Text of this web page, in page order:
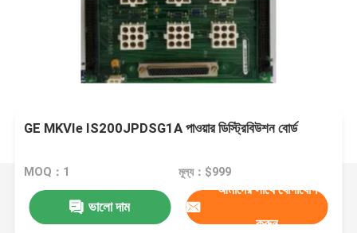
GE MKVIe IS200JPDSG1A পাওয়ার ডিস্ট্রিবিউশন বোর্ড
MOQ：1 মূল্য：$999
ভালো দাম
আমাদের সাথে যোগাযোগ
করুন